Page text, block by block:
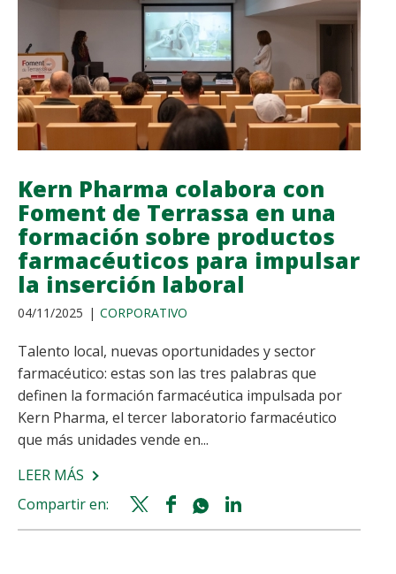
DEBRA
-
PIEL
DE
MARIPOSA
GRACIAS
PROGRAMA
DE
GAMIFICACIÓN
EN
LA
COMPAÑÍA
Kern Pharma colabora con
Foment de Terrassa en una
formación sobre productos
farmacéuticos para impulsar
la inserción laboral
04/11/2025 CORPORATIVO
Talento local, nuevas oportunidades y sector
farmacéutico: estas son las tres palabras que
definen la formación farmacéutica impulsada por
Kern Pharma, el tercer laboratorio farmacéutico
que más unidades vende en...
LEER MÁS SOBRE
KERN
Compartir en:
Twitter
share
Facebook
share
Whatsapp
shareshare